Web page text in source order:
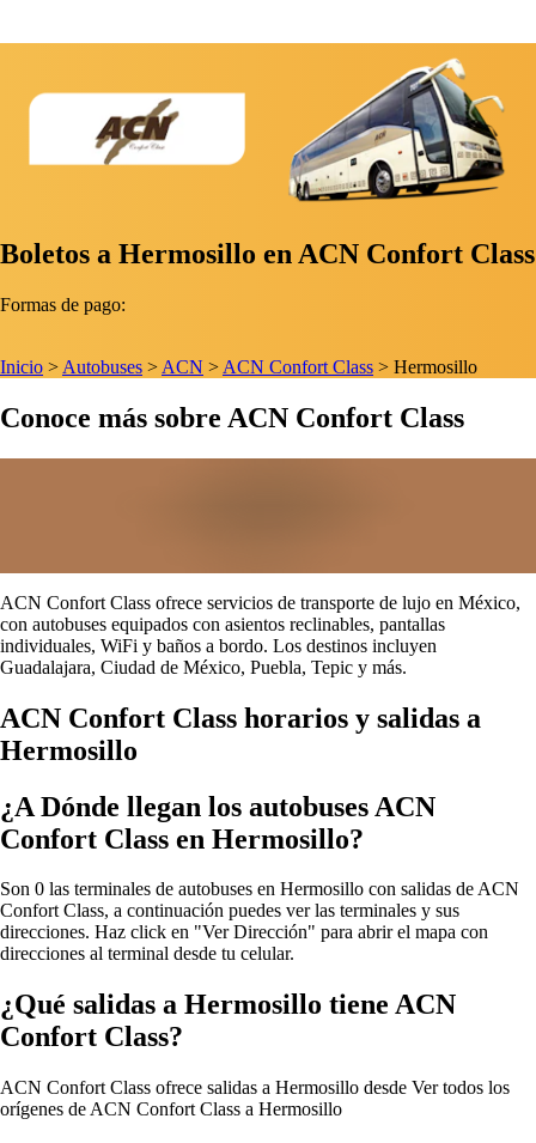
Boletos a Hermosillo en ACN Confort Class
Formas de pago:
Inicio > Autobuses > ACN > ACN Confort Class > Hermosillo
Conoce más sobre ACN Confort Class
ACN Confort Class ofrece servicios de transporte de lujo en México,
con autobuses equipados con asientos reclinables, pantallas
individuales, WiFi y baños a bordo. Los destinos incluyen
Guadalajara, Ciudad de México, Puebla, Tepic y más.
ACN Confort Class horarios y salidas a
Hermosillo
¿A Dónde llegan los autobuses ACN
Confort Class en Hermosillo?
Son 0 las terminales de autobuses en Hermosillo con salidas de ACN
Confort Class, a continuación puedes ver las terminales y sus
direcciones. Haz click en "Ver Dirección" para abrir el mapa con
direcciones al terminal desde tu celular.
¿Qué salidas a Hermosillo tiene ACN
Confort Class?
ACN Confort Class ofrece salidas a Hermosillo desde Ver todos los
orígenes de ACN Confort Class a Hermosillo